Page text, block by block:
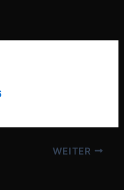
WEITER